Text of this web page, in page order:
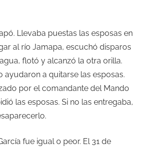
Llevaba puestas las esposas en
al río Jamapa, escuchó disparos
flotó y alcanzó la otra orilla.
ayudaron a quitarse las esposas.
por el comandante del Mando
las esposas. Si no las entregaba,
fue igual o peor. El 31 de